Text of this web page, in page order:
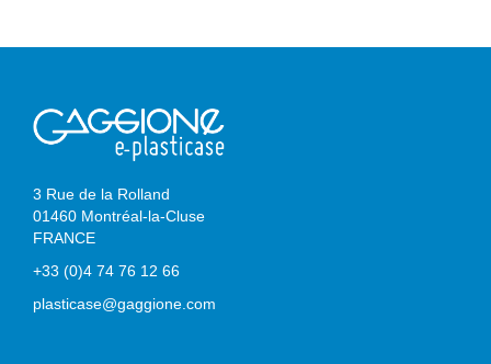
3 Rue de la Rolland
01460 Montréal-la-Cluse
FRANCE
+33 (0)4 74 76 12 66
plasticase@gaggione.com